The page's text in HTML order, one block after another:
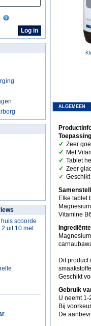
scoorde
uit 10 met
ALGEMEEN
✓ Zeer
✓ Met
✓ Tablet
✓ Zeer
✓
Elke tablet
Vitamine
Dit
Geschikt
Gebruik
U neemt
Bij
De